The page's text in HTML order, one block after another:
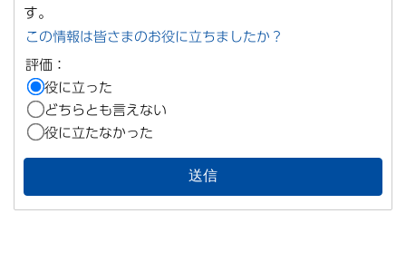
す。
この情報は皆さまのお役に立ちましたか？
評価：
役に立った
どちらとも言えない
役に立たなかった